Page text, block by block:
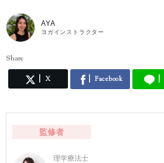
AYA
ヨガインストラクター
Share
X Facebook
監修者
理学療法士